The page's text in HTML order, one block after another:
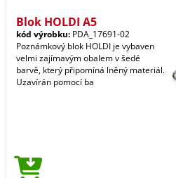
Blok HOLDI A5
kód výrobku: PDA_17691-02
Poznámkový blok HOLDI je vybaven
velmi zajímavým obalem v šedé
barvě, který připomíná lněný materiál.
Uzavírán pomocí ba